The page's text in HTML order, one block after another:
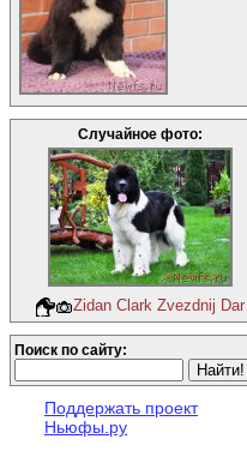
Случайное фото:
Zidan Clark Zvezdnij Dar
Поиск по сайту:
Поддержать проект
Ньюфы.ру